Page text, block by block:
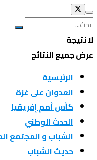
لا نتيجة
عرض جميع النتائج
الرئيسية
العدوان على غزة
كأس أمم إفريقيا
الحدث الوطني
الشباب و المجتمع
حديث الشباب